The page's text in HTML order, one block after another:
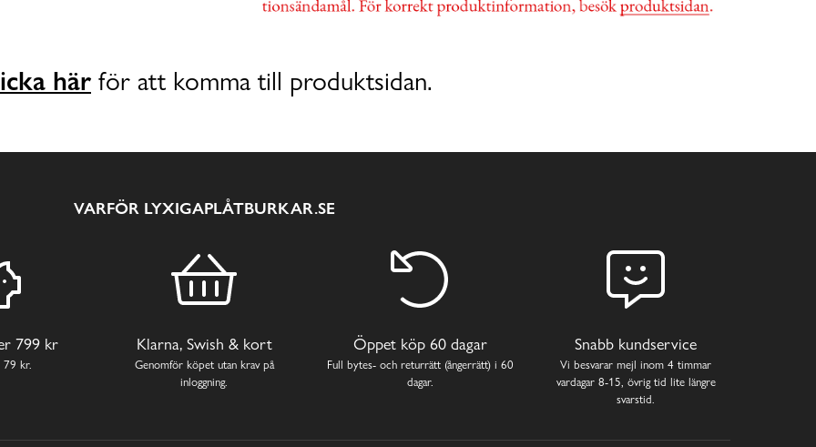
här för att komma till produktsidan.
VARFÖR LYXIGAPLÅTBURKAR.SE
799 kr
79 kr.
Klarna, Swish & kort
Genomför köpet utan krav på
inloggning.
Öppet köp 60 dagar
Full bytes- och returrätt (ångerrätt) i 60
dagar.
Snabb kundservice
Vi besvarar mejl inom 4 timmar
vardagar 8-15, övrig tid lite längre
svarstid.